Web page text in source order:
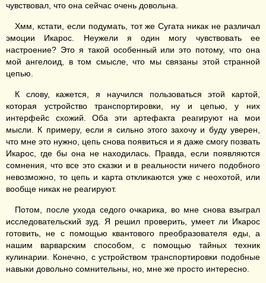
чувствовал, что она сейчас очень довольна.
Хмм, кстати, если подумать, тот же Сугата никак не различал
эмоции Икарос. Неужели я один могу чувствовать ее
настроение? Это я такой особенный или это потому, что она
мой ангелоид, в том смысле, что мы связаны этой странной
цепью.
К слову, кажется, я научился пользоваться этой картой,
которая устройство транспортировки, ну и цепью, у них
интерфейс схожий. Оба эти артефакта реагируют на мои
мысли. К примеру, если я сильно этого захочу и буду уверен,
что мне это нужно, цепь снова появиться и я даже смогу позвать
Икарос, где бы она не находилась. Правда, если появляются
сомнения, что все это сказки и в реальности ничего подобного
невозможно, то цепь и карта откликаются уже с неохотой, или
вообще никак не реагируют.
Потом, после ухода седого очкарика, во мне снова взыграл
исследовательский зуд. Я решил проверить, умеет ли Икарос
готовить, не с помощью квантового преобразователя еды, а
нашим варварским способом, с помощью тайных техник
кулинарии. Конечно, с устройством транспортировки подобные
навыки довольно сомнительны, но, мне же просто интересно.